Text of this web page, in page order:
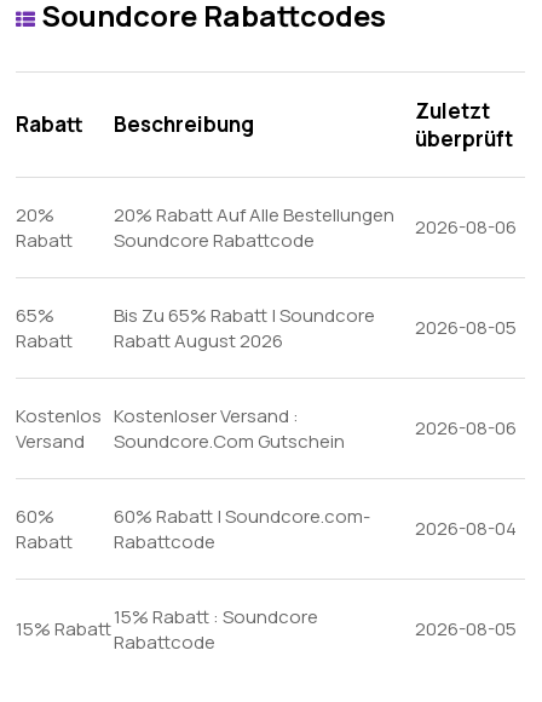
Soundcore Rabattcodes
Rabatt Beschreibung
Zuletzt
überprüft
20%
Rabatt
20% Rabatt Auf Alle Bestellungen
Soundcore Rabattcode
2026-08-06
65%
Rabatt
Bis Zu 65% Rabatt | Soundcore
Rabatt August 2026
2026-08-05
Kostenlos
Versand
Kostenloser Versand :
Soundcore.Com Gutschein
2026-08-06
60%
Rabatt
60% Rabatt | Soundcore.com-
Rabattcode
2026-08-04
15% Rabatt15% Rabatt : Soundcore
Rabattcode
2026-08-05